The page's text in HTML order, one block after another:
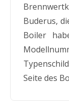
Buderus,
Boiler
Seite des